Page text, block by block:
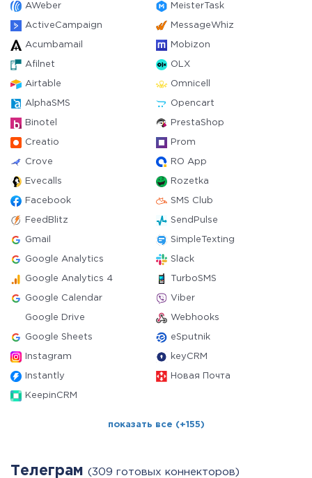
AWeber MeisterTask
ActiveCampaign MessageWhiz
Acumbamail Mobizon
Afilnet OLX
Airtable Omnicell
AlphaSMS Opencart
Binotel PrestaShop
Creatio Prom
Crove RO App
Evecalls Rozetka
Facebook SMS Club
FeedBlitz SendPulse
Gmail SimpleTexting
Google Analytics Slack
Google Analytics 4 TurboSMS
Google Calendar Viber
Google Drive Webhooks
Google Sheets eSputnik
Instagram keyCRM
Instantly Новая Почта
KeepinCRM
показать все (+155)
Телеграм (309 готовых коннекторов)